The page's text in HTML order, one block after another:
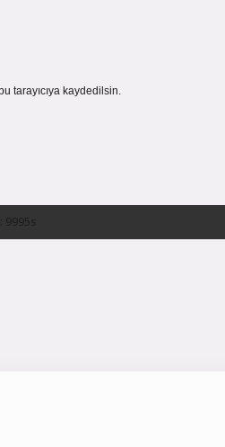
tarayıcıya kaydedilsin.